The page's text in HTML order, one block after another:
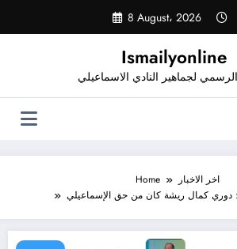
content
8 August، 2026
Ismailyonline
لجماهير النادي الاسماعيلي
Home
اخر الاخبار
دوري كمال ريشة كان من حق الإسماعيلي